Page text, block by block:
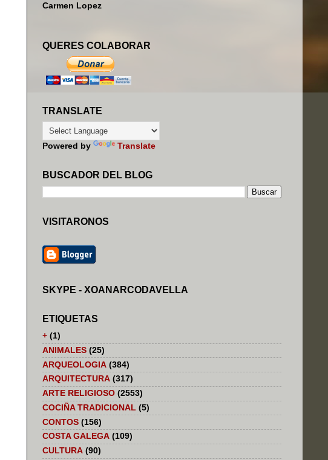
Carmen Lopez
QUERES COLABORAR
TRANSLATE
Powered by Translate
BUSCADOR DEL BLOG
VISITARONOS
SKYPE - XOANARCODAVELLA
ETIQUETAS
+ (1)
ANIMALES (25)
ARQUEOLOGIA (384)
ARQUITECTURA (317)
ARTE RELIGIOSO (2553)
COCIÑA TRADICIONAL (5)
CONTOS (156)
COSTA GALEGA (109)
CULTURA (90)